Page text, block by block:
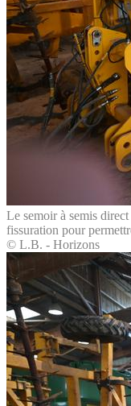
Le semoir à semis
fissuration pour
© L.B. - Horizons